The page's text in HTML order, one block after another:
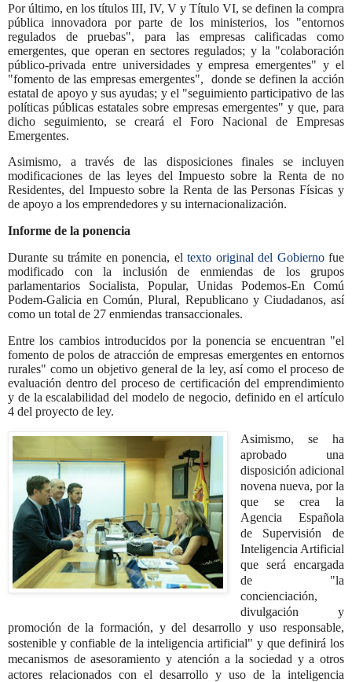
Por último, en los títulos III, IV, V y Título VI, se definen la compra
pública innovadora por parte de los ministerios, los "entornos
regulados de pruebas", para las empresas calificadas como
emergentes, que operan en sectores regulados; y la "colaboración
público-privada entre universidades y empresa emergentes" y el
"fomento de las empresas emergentes", donde se definen la acción
estatal de apoyo y sus ayudas; y el "seguimiento participativo de las
políticas públicas estatales sobre empresas emergentes" y que, para
dicho seguimiento, se creará el Foro Nacional de Empresas
Emergentes.
Asimismo, a través de las disposiciones finales se incluyen
modificaciones de las leyes del Impuesto sobre la Renta de no
Residentes, del Impuesto sobre la Renta de las Personas Físicas y
de apoyo a los emprendedores y su internacionalización.
Informe de la ponencia
Durante su trámite en ponencia, el texto original del Gobiernofue
modificado con la inclusión de enmiendas de los grupos
parlamentarios Socialista, Popular, Unidas Podemos-En Comú
Podem-Galicia en Común, Plural, Republicano y Ciudadanos, así
como un total de 27 enmiendas transaccionales.
Entre los cambios introducidos por la ponencia se encuentran "el
fomento de polos de atracción de empresas emergentes en entornos
rurales" como un objetivo general de la ley, así como el proceso de
evaluación dentro del proceso de certificación del emprendimiento
y de la escalabilidad del modelo de negocio, definido en el artículo
4 del proyecto de ley.
Asimismo, se ha
aprobado una
disposición adicional
novena nueva, por la
que se crea la
Agencia Española
de Supervisión de
Inteligencia Artificial
que será encargada
de "la
concienciación,
divulgación y
promoción de la formación, y del desarrollo y uso responsable,
sostenible y confiable de la inteligencia artificial" y que definirá los
mecanismos de asesoramiento y atención a la sociedad y a otros
actores relacionados con el desarrollo y uso de la inteligencia